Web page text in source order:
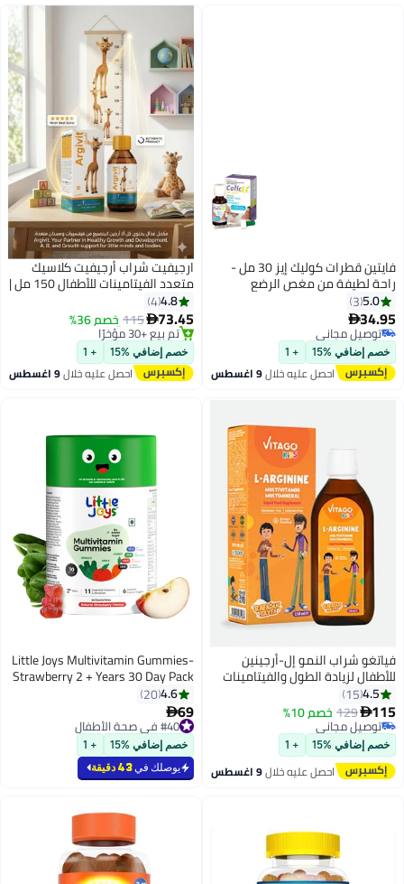
فايتين قطرات كوليك إيز 30 مل -
راحة لطيفة من مغص الرضع
والغازات
5.0
3
34.95
توصيل مجاني
توصيل مجاني
خصم إضافي %15 + 1
احصل عليه خلال9 اغسطس
ارجيفيت شراب أرجيفيت كلاسيك
متعدد الفيتامينات للأطفال 150 مل |
معزز للشهية، داعم للنمو والمناعة
| شراب فيتامينات للأطفال مع
العناصر الغذائية الأساسية
4.8
4
73.45
115 خصم 36%
#27 في صحة الأطفال
أقل سعر في 7 يوم
توصيل مجاني
تم بيع +30 مؤخرًا
خصم إضافي %15 + 1
احصل عليه خلال9 اغسطس
فياتغو شراب النمو إل-أرجينين
للأطفال لزيادة الطول والفيتامينات
المتعددة للأولاد - 150 مل
4.5
15
115
129 خصم 10%
توصيل مجاني
توصيل مجاني
خصم إضافي %15 + 1
احصل عليه خلال9 اغسطس
Little Joys Multivitamin Gummies-
Strawberry 2 + Years 30 Day Pack
Vit C, D, A And Dha No
Preservatives Gluten Free
4.6
20
69#40 في صحة الأطفال
بتخلّص بسرعة
تم بيع +30 مؤخرًا
#40 في صحة الأطفال
خصم إضافي %15 + 1
يوصلك في43 دقيقة